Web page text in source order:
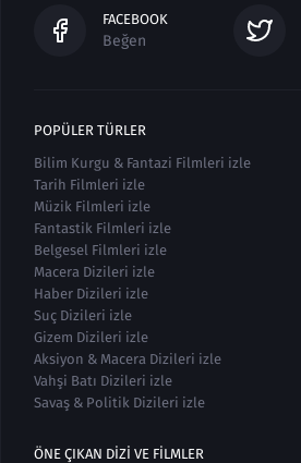
FACEBOOK
Beğen
POPÜLER TÜRLER
Bilim Kurgu & Fantazi Filmleri izle
Tarih Filmleri izle
Müzik Filmleri izle
Fantastik Filmleri izle
Belgesel Filmleri izle
Macera Dizileri izle
Haber Dizileri izle
Suç Dizileri izle
Gizem Dizileri izle
Aksiyon & Macera Dizileri izle
Vahşi Batı Dizileri izle
Savaş & Politik Dizileri izle
ÖNE ÇIKAN DIZI VE FILMLER